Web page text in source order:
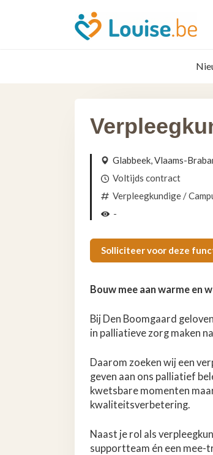
Glabbeek, Vlaams-
Voltijds contract
Verpleegkundige /
-
Solliciteer voor deze
Bouw mee aan warme en
Bij Den Boomgaard
in palliatieve zorg maken
Daarom zoeken wij een
geven aan ons palliatief
kwetsbare momenten
kwaliteitsverbetering.
Naast je rol als
supportteam én een mee-